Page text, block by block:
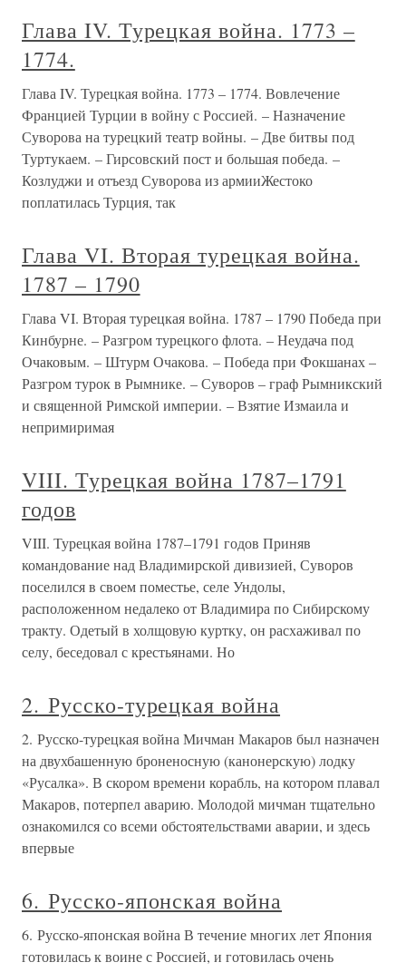
Глава IV. Турецкая война. 1773 –
1774.
Глава IV. Турецкая война. 1773 – 1774. Вовлечение
Францией Турции в войну с Россией. – Назначение
Суворова на турецкий театр войны. – Две битвы под
Туртукаем. – Гирсовский пост и большая победа. –
Козлуджи и отъезд Суворова из армииЖестоко
поплатилась Турция, так
Глава VI. Вторая турецкая война.
1787 – 1790
Глава VI. Вторая турецкая война. 1787 – 1790 Победа при
Кинбурне. – Разгром турецкого флота. – Неудача под
Очаковым. – Штурм Очакова. – Победа при Фокшанах –
Разгром турок в Рымнике. – Суворов – граф Рымникский
и священной Римской империи. – Взятие Измаила и
непримиримая
VIII. Турецкая война 1787–1791
годов
VIII. Турецкая война 1787–1791 годов Приняв
командование над Владимирской дивизией, Суворов
поселился в своем поместье, селе Ундолы,
расположенном недалеко от Владимира по Сибирскому
тракту. Одетый в холщовую куртку, он расхаживал по
селу, беседовал с крестьянами. Но
2. Русско-турецкая война
2. Русско-турецкая война Мичман Макаров был назначен
на двухбашенную броненосную (канонерскую) лодку
«Русалка». В скором времени корабль, на котором плавал
Макаров, потерпел аварию. Молодой мичман тщательно
ознакомился со всеми обстоятельствами аварии, и здесь
впервые
6. Русско-японская война
6. Русско-японская война В течение многих лет Япония
готовилась к воине с Россией, и готовилась очень